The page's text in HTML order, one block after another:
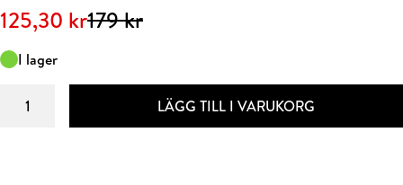
179kr
Det
ursprungliga
priset
var:
125,30 kr
Det
nuvarande
priset
125,30 kr.
I lager
Ljuslykta
LÄGG TILL I VARUKORG